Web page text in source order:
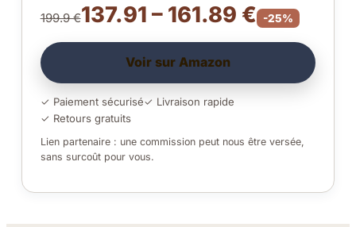
199.9 €137.91 – 161.89 € -25%
Voir sur Amazon
✓ Paiement sécurisé✓ Livraison rapide
✓ Retours gratuits
Lien partenaire : une commission peut nous être versée,
sans surcoût pour vous.